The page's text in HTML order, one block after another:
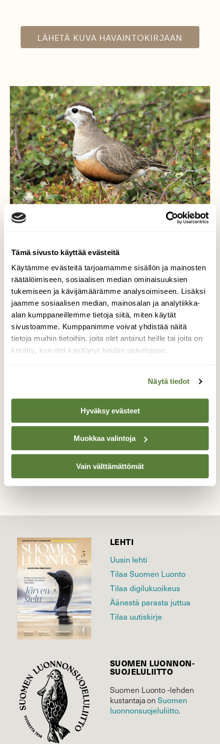
Tämä sivusto käyttää evästeitä
Käytämme evästeitä tarjoamamme sisällön ja mainosten
räätälöimiseen, sosiaalisen median ominaisuuksien
tukemiseen ja kävijämäärämme analysoimiseen. Lisäksi
jaamme sosiaalisen median, mainosalan ja analytiikka-
alan kumppaneillemme tietoja siitä, miten käytät
sivustoamme. Kumppanimme voivat yhdistää näitä
tietoja muihin tietoihin, joita olet antanut heille tai joita on
kerätty, kun olet käyttänyt heidän palvelujaan.
Näytä tiedot
Hyväksy evästeet
Muokkaa valintoja
Vain välttämättömät
LÄHETÄ KUVA HAVAINTOKIRJAAN
Keräkurmitsa kesynä
Koetimme nähdä kiirunoita kivikolla, mutta
emme onnistuneet. Sen sijaan alempana
keräkurmitsa ihmetteli minua, mitä siellä
teen ja tuli aivan lähelle äännellen ilmeisesti
pesän tai poikasten vuoksi. Niinpä
kuvattuani sitä jatkoin matkaa, enkä
Valokuvaaja: Kaarina Heiskanen, Kiilopää
30.6.2023
TAKAISIN LISTAAN
LEHTI
Uusin lehti
Tilaa Suomen Luonto
Tilaa digilukuoikeus
Äänestä parasta juttua
Tilaa uutiskirje
SUOMEN LUONNON­
SUOJELU­LIITTO
Suomen Luonto -lehden
kustantaja onSuomen
luonnonsuojelu­liitto.